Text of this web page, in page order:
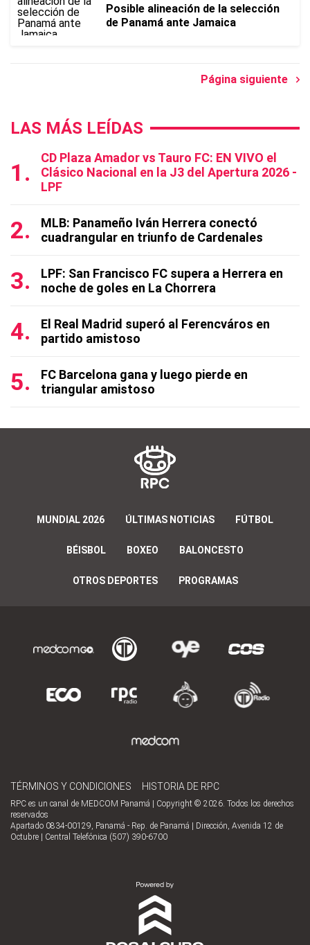
Posible alineación de la selección
de Panamá ante Jamaica
Página siguiente
LAS MÁS LEÍDAS
CD Plaza Amador vs Tauro FC: EN VIVO el
Clásico Nacional en la J3 del Apertura 2026 -
LPF
MLB: Panameño Iván Herrera conectó
cuadrangular en triunfo de Cardenales
LPF: San Francisco FC supera a Herrera en
noche de goles en La Chorrera
El Real Madrid superó al Ferencváros en
partido amistoso
FC Barcelona gana y luego pierde en
triangular amistoso
MUNDIAL 2026 ÚLTIMAS NOTICIAS FÚTBOL
BÉISBOL BOXEO BALONCESTO
OTROS DEPORTES PROGRAMAS
TÉRMINOS Y CONDICIONES HISTORIA DE RPC
RPC es un canal de MEDCOM Panamá | Copyright © 2026. Todos los derechos
reservados
Apartado 0834-00129, Panamá - Rep. de Panamá | Dirección, Avenida 12 de
Octubre | Central Telefónica (507) 390-6700